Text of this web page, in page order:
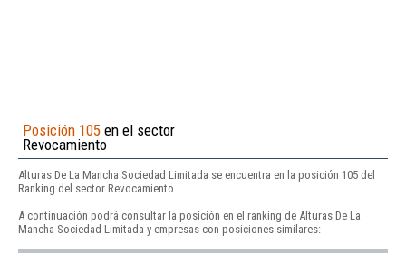
Posición 105 en el sector
Revocamiento
Alturas De La Mancha Sociedad Limitada se encuentra en la posición 105 del
Ranking del sector Revocamiento.
A continuación podrá consultar la posición en el ranking de Alturas De La
Mancha Sociedad Limitada y empresas con posiciones similares: